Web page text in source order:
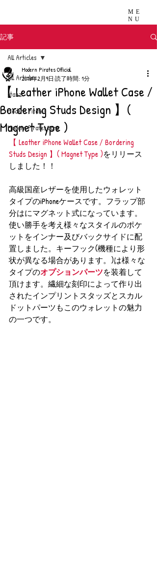
ME
NU
記事
All Articles
stazz
Modern Pirates
Modern Pirates care
All Articles
【 Leather iPhone Wallet Case /
Bordering Studs Design 】(
Magnet Type )
Modern Pirates Official
2018年2月9日 読了時間: 1分
【 Leather iPhone Wallet Case / Bordering
Studs Design 】( Magnet Type )をリリース
しました！！
高級国産レザーを使用したウォレット
タイプのiPhoneケースです。フラップ部
分はにマグネット式になっています。
使い勝手を考え様々なスタイルのポケ
ットをインナー及びバックサイドに配
置しました。キーフック(機種により形
状が異なる場合があります。)は様々な
タイプのオプションパーツを装着して
頂けます。繊細な刻印によって作り出
されたインプリントスタッズとスカル
ドットパーツもこのウォレットの魅力
の一つです。